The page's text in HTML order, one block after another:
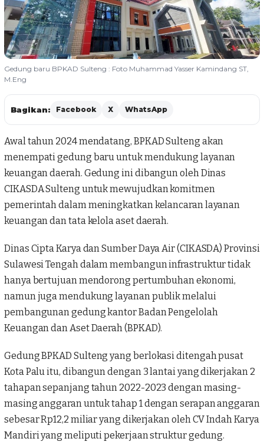
Gedung baru BPKAD Sulteng : Foto Muhammad Yasser Kamindang ST,
M.Eng
Bagikan: Facebook X WhatsApp
Awal tahun 2024 mendatang, BPKAD Sulteng akan
menempati gedung baru untuk mendukung layanan
keuangan daerah. Gedung ini dibangun oleh Dinas
CIKASDA Sulteng untuk mewujudkan komitmen
pemerintah dalam meningkatkan kelancaran layanan
keuangan dan tata kelola aset daerah.
Dinas Cipta Karya dan Sumber Daya Air(CIKASDA) Provinsi
Sulawesi Tengah dalam membanguninfrastrukturtidak
hanya bertujuan mendorong pertumbuhan ekonomi,
namun juga mendukung layanan publik melalui
pembangunan gedung kantor Badan Pengelolah
Keuangan dan Aset Daerah (BPKAD).
Gedung BPKAD Sulteng yang berlokasi ditengah pusat
Kota Palu itu, dibangun dengan 3 lantai yang dikerjakan 2
tahapan sepanjang tahun 2022-2023 dengan masing-
masing anggaran untuk tahap 1 dengan serapan anggaran
sebesar Rp12,2 miliar yang dikerjakan oleh CV Indah Karya
Mandiri yang meliputi pekerjaan struktur gedung.